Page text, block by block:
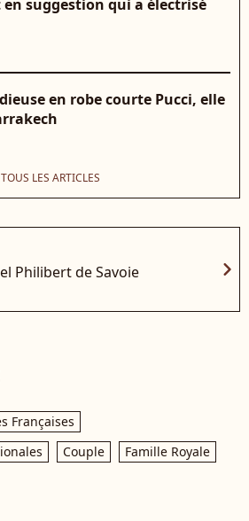
suggestion qui a électrisé
en robe courte Pucci, elle
TOUS LES ARTICLES
Philibert de Savoie chevron_right
Françaises
Couple
Famille Royale